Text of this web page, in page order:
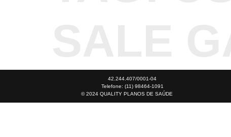
42.244.407/0001-04
Telefone: (11) 98464-1091
© 2024 QUALITY PLANOS DE SAÚDE